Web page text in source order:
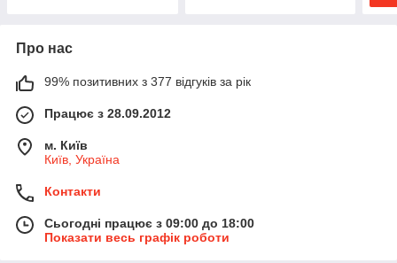
Про нас
99% позитивних з 377 відгуків за рік
Працює з 28.09.2012
м. Київ
Київ, Україна
Контакти
Сьогодні працює з 09:00 до 18:00
Показати весь графік роботи